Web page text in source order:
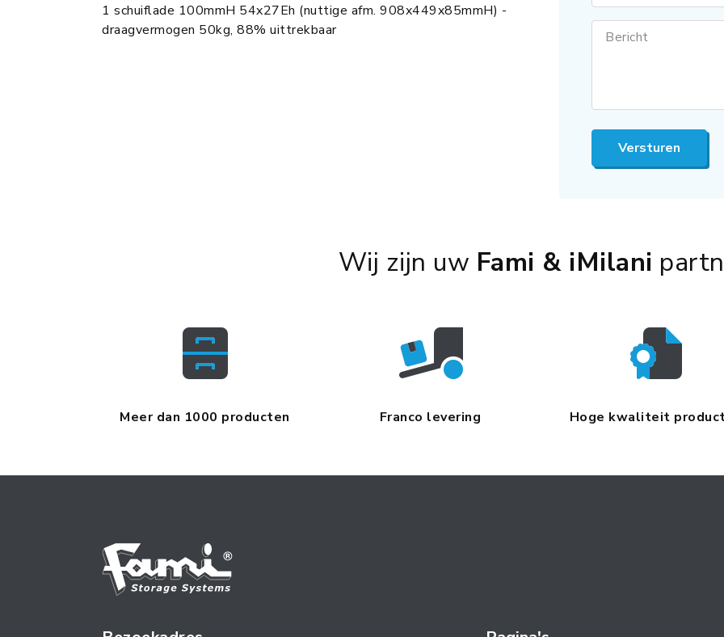
1 schuiflade 100mmH 54x27Eh (nuttige afm. 908x449x85mmH) -
draagvermogen 50kg, 88% uittrekbaar
Bericht
Versturen
Wij zijn uw Fami & iMilani
Meer dan 1000 producten Franco levering Hoge kwaliteit